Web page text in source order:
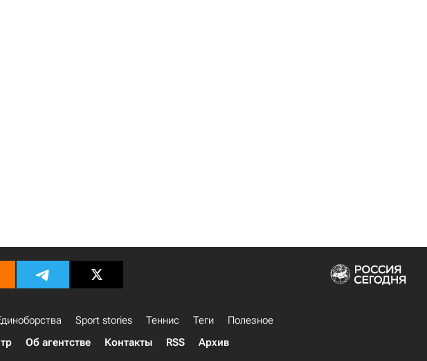
Sport stories Теннис Теги
Полезное
Об агентстве Контакты RSS Архив